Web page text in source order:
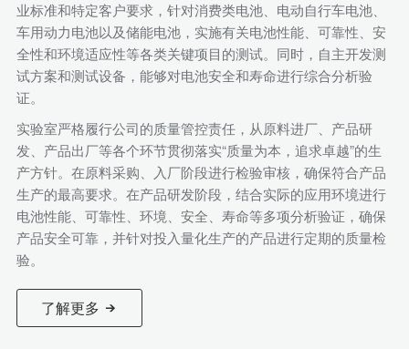
业标准和特定客户要求，针对消费类电池、电动自行车电池、
车用动力电池以及储能电池，实施有关电池性能、可靠性、安
全性和环境适应性等各类关键项目的测试。同时，自主开发测
试方案和测试设备，能够对电池安全和寿命进行综合分析验
证。
实验室严格履行公司的质量管控责任，从原料进厂、产品研
发、产品出厂等各个环节贯彻落实“质量为本，追求卓越”的生
产方针。在原料采购、入厂阶段进行检验审核，确保符合产品
生产的最高要求。在产品研发阶段，结合实际的应用环境进行
电池性能、可靠性、环境、安全、寿命等多项分析验证，确保
产品安全可靠，并针对投入量化生产的产品进行定期的质量检
验。
了解更多